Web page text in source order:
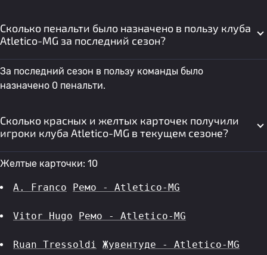
Сколько пенальти было назначено в пользу клуба
Atletico-MG за последний сезон?
За последний сезон в пользу команды было
назначено 0 пенальти.
Сколько красных и желтых карточек получили
игроки клуба Atletico-MG в текущем сезоне?
Желтые карточки: 10
A. Franco Ремо - Atletico-MG
Vitor Hugo Ремо - Atletico-MG
Ruan Tressoldi Жувентуде - Atletico-MG